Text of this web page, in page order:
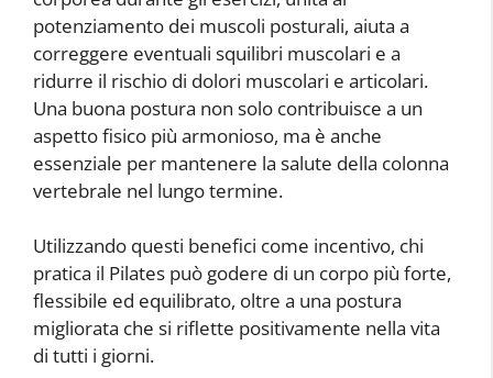
potenziamento dei muscoli posturali, aiuta a
correggere eventuali squilibri muscolari e a
ridurre il rischio di dolori muscolari e articolari.
Una buona postura non solo contribuisce a un
aspetto fisico più armonioso, ma è anche
essenziale per mantenere la salute della colonna
vertebrale nel lungo termine.
Utilizzando questi benefici come incentivo, chi
pratica il Pilates può godere di un corpo più forte,
flessibile ed equilibrato, oltre a una postura
migliorata che si riflette positivamente nella vita
di tutti i giorni.